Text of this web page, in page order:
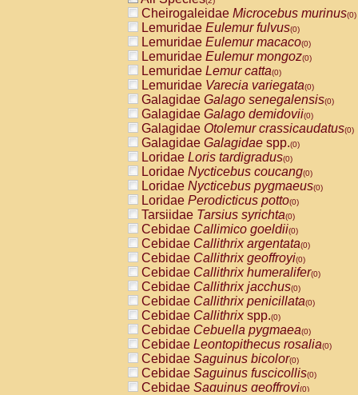
Cheirogaleidae Microcebus murinus(0)
Lemuridae Eulemur fulvus(0)
Lemuridae Eulemur macaco(0)
Lemuridae Eulemur mongoz(0)
Lemuridae Lemur catta(0)
Lemuridae Varecia variegata(0)
Galagidae Galago senegalensis(0)
Galagidae Galago demidovii(0)
Galagidae Otolemur crassicaudatus(0)
Galagidae Galagidae spp.(0)
Loridae Loris tardigradus(0)
Loridae Nycticebus coucang(0)
Loridae Nycticebus pygmaeus(0)
Loridae Perodicticus potto(0)
Tarsiidae Tarsius syrichta(0)
Cebidae Callimico goeldii(0)
Cebidae Callithrix argentata(0)
Cebidae Callithrix geoffroyi(0)
Cebidae Callithrix humeralifer(0)
Cebidae Callithrix jacchus(0)
Cebidae Callithrix penicillata(0)
Cebidae Callithrixspp.(0)
Cebidae Cebuella pygmaea(0)
Cebidae Leontopithecus rosalia(0)
Cebidae Saguinus bicolor(0)
Cebidae Saguinus fuscicollis(0)
Cebidae Saguinus geoffroyi(0)